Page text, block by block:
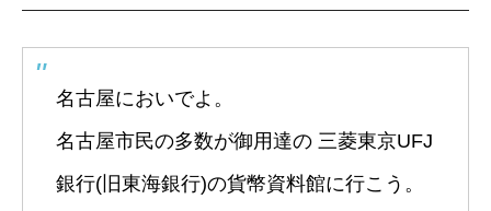
名古屋においでよ。
名古屋市民の多数が御用達の 三菱東京UFJ
銀行(旧東海銀行)の貨幣資料館に行こう。